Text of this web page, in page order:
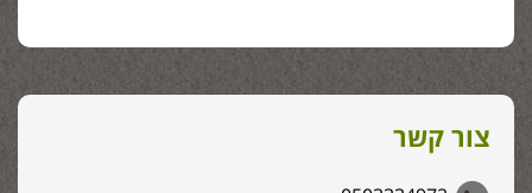
צור קשר